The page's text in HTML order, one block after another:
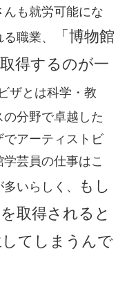
も就労可能にな
職業、
「博物館
得するのが一
ザとは科学・教
分野で卓越した
アーティストビ
芸員の仕事はこ
いらしく、
もし
取得されると
てしまうんで